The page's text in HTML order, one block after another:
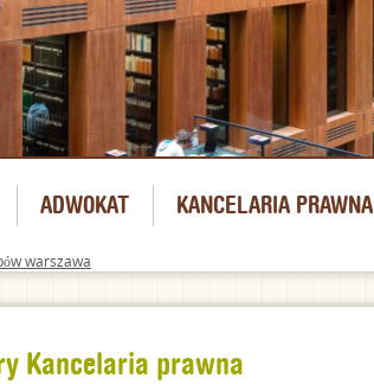
ADWOKAT KANCELARIA PRAWNA
warszawa
Kancelaria prawna